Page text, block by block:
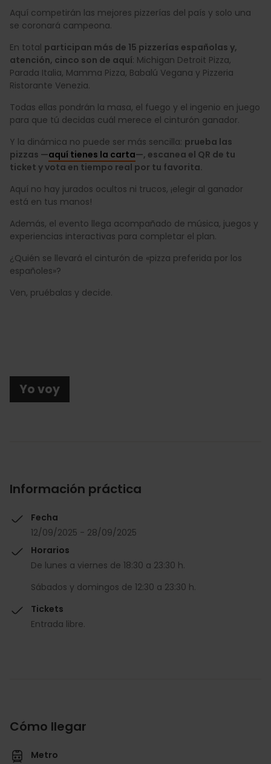
Aquí competirán las mejores pizzerías del país y solo una
se coronará campeona.
En total participan más de 15 pizzerías españolas y,
atención, cinco son de aquí: Michigan Detroit Pizza,
Parada Italia, Mamma Pizza, Babalú Vegana y Pizzeria
Ristorante Venezia.
Todas ellas pondrán la masa, el fuego y el ingenio en juego
para que tú decidas cuál merece el cinturón ganador.
Y la dinámica no puede ser más sencilla: prueba las
pizzas —aquí tienes la carta—, escanea el QR de tu
ticket y vota en tiempo real por tu favorita.
Aquí no hay jurados ocultos ni trucos, ¡elegir al ganador
está en tus manos!
Además, el evento llega acompañado de música, juegos y
experiencias interactivas para completar el plan.
¿Quién se llevará el cinturón de «pizza preferida por los
españoles»?
Ven, pruébalas y decide.
Yo voy
Información práctica
Fecha
12/09/2025 - 28/09/2025
Horarios
De lunes a viernes de 18:30 a 23:30 h.
Sábados y domingos de 12:30 a 23:30 h.
Tickets
Entrada libre.
Cómo llegar
Metro